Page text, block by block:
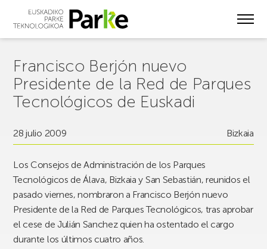
Francisco Berjón nuevo
Presidente de la Red de Parques
Tecnológicos de Euskadi
28 julio 2009 Bizkaia
Los Consejos de Administración de los Parques
Tecnológicos de Álava, Bizkaia y San Sebastián, reunidos el
pasado viernes, nombraron a Francisco Berjón nuevo
Presidente de la Red de Parques Tecnológicos, tras aprobar
el cese de Julián Sanchez quien ha ostentado el cargo
durante los últimos cuatro años.